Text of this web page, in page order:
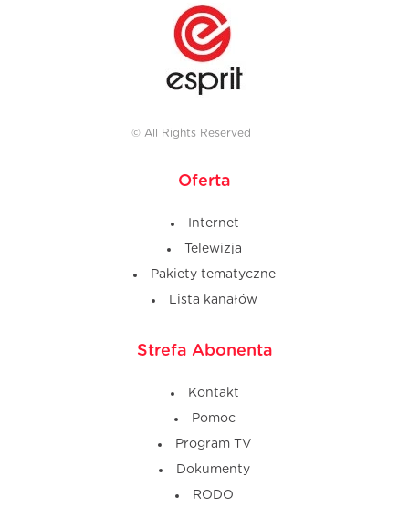
© All Rights Reserved
Oferta
Internet
Telewizja
Pakiety tematyczne
Lista kanałów
Strefa Abonenta
Kontakt
Pomoc
Program TV
Dokumenty
RODO